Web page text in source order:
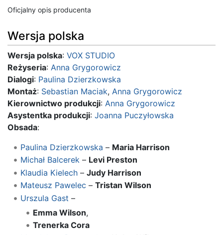
Oficjalny opis producenta
Wersja polska
Wersja polska: VOX STUDIO
Reżyseria: Anna Grygorowicz
Dialogi: Paulina Dzierzkowska
Montaż: Sebastian Maciak, Anna Grygorowicz
Kierownictwo produkcji: Anna Grygorowicz
Asystentka produkcji: Joanna Puczyłowska
Obsada:
Paulina Dzierzkowska – Maria Harrison
Michał Balcerek– Levi Preston
Klaudia Kielech– Judy Harrison
Mateusz Pawelec – Tristan Wilson
Urszula Gast –
Emma Wilson,
Trenerka Cora